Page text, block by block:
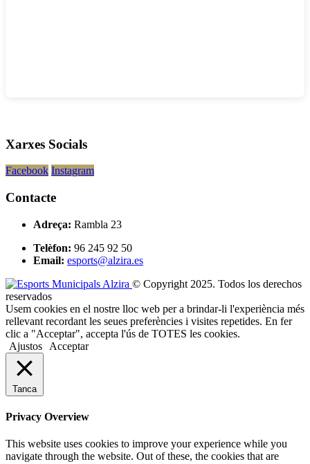
Xarxes Socials
Facebook Instagram
Contacte
Adreça: Rambla 23
Telèfon: 96 245 92 50
Email: esports@alzira.es
© Copyright 2025. Todos los derechos
reservados
Usem cookies en el nostre lloc web per a brindar-li l'experiència més
rellevant recordant les seues preferències i visites repetides. En fer
clic a "Acceptar", accepta l'ús de TOTES les cookies.
Ajustos
Acceptar
Tanca
Privacy Overview
This website uses cookies to improve your experience while you
navigate through the website. Out of these, the cookies that are